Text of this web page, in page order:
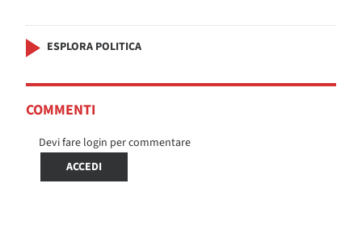
ESPLORA POLITICA
COMMENTI
Devi fare login per commentare
ACCEDI